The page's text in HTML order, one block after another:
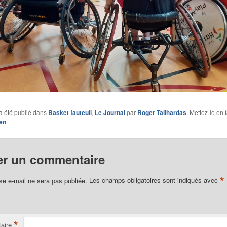
été publié dans Basket fauteuil, Le Journalpar Roger Tailhardas. Mettez-le en
.
un commentaire
e-mail ne sera pas publiée. Les champs obligatoires sont indiqués avec *